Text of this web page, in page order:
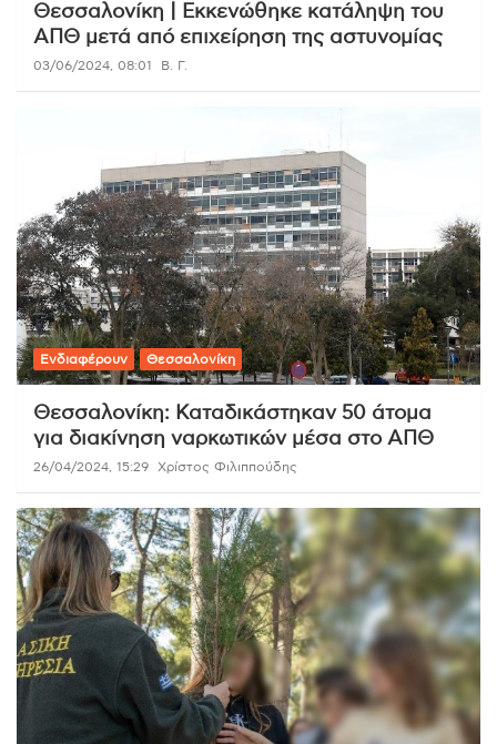
Θεσσαλονίκη | Εκκενώθηκε κατάληψη του
ΑΠΘ μετά από επιχείρηση της αστυνομίας
03/06/2024, 08:01 Β. Γ.
Ενδιαφέρουν Θεσσαλονίκη
Θεσσαλονίκη: Καταδικάστηκαν 50 άτομα
για διακίνηση ναρκωτικών μέσα στο ΑΠΘ
26/04/2024, 15:29 Χρίστος Φιλιππούδης